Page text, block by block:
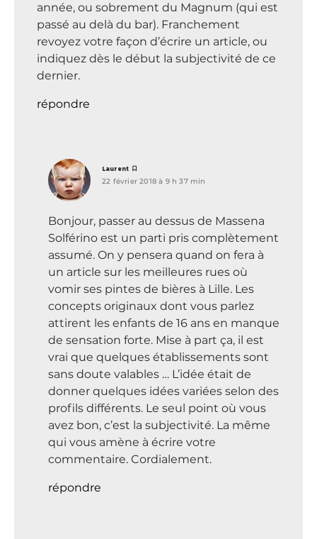
année, ou sobrement du Magnum (qui est
passé au delà du bar). Franchement
revoyez votre façon d’écrire un article, ou
indiquez dès le début la subjectivité de ce
dernier.
répondre
Laurent
22 février 2018 à 9 h 37 min
Bonjour, passer au dessus de Massena
Solférino est un parti pris complètement
assumé. On y pensera quand on fera à
un article sur les meilleures rues où
vomir ses pintes de bières à Lille. Les
concepts originaux dont vous parlez
attirent les enfants de 16 ans en manque
de sensation forte. Mise à part ça, il est
vrai que quelques établissements sont
sans doute valables … L’idée était de
donner quelques idées variées selon des
profils différents. Le seul point où vous
avez bon, c’est la subjectivité. La même
qui vous amène à écrire votre
commentaire. Cordialement.
répondre